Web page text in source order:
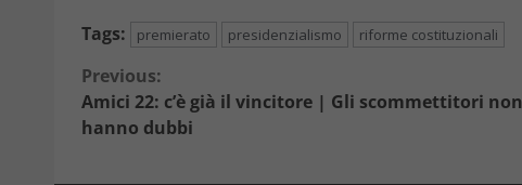
Tags: premierato presidenzialismo riforme costituzionali
Continue
Reading
Previous:
Amici 22: c’è già il vincitore | Gli scommettitori non
hanno dubbi